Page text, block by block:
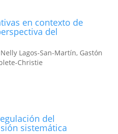
en contexto de
del
Lagos-San-Martín, Gastón
Christie
del
sistemática